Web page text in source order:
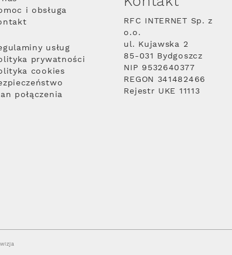
i obsługa
usług
prywatności
cookies
połączenia
RFC INTERNET Sp. z
o.o.
ul. Kujawska 2
85-031 Bydgoszcz
NIP 9532640377
REGON 341482466
Rejestr UKE 11113